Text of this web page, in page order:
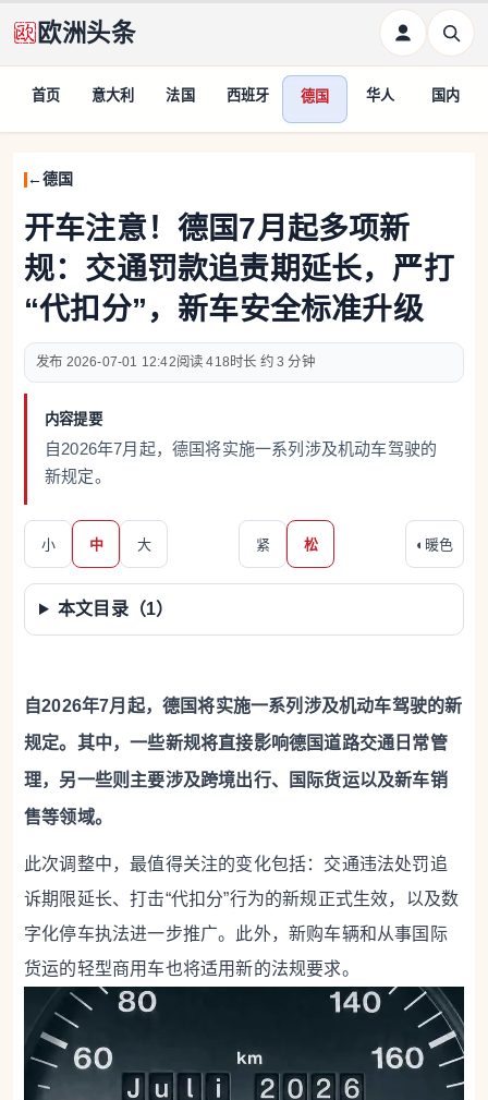
欧洲头条
首页 意大利 法国 西班牙 德国 华人 国内
德国
开车注意！德国7月起多项新
规：交通罚款追责期延长，严打
“代扣分”，新车安全标准升级
2026-07-01 12:42 418 约 3 分钟
内容提要
自2026年7月起，德国将实施一系列涉及机动车驾驶的
新规定。
小 中 大 紧 松 ◐ 暖色
本文目录（1）
自2026年7月起，德国将实施一系列涉及机动车驾驶的新
规定。其中，一些新规将直接影响德国道路交通日常管
理，另一些则主要涉及跨境出行、国际货运以及新车销
售等领域。
此次调整中，最值得关注的变化包括：交通违法处罚追
诉期限延长、打击“代扣分”行为的新规正式生效，以及数
字化停车执法进一步推广。此外，新购车辆和从事国际
货运的轻型商用车也将适用新的法规要求。